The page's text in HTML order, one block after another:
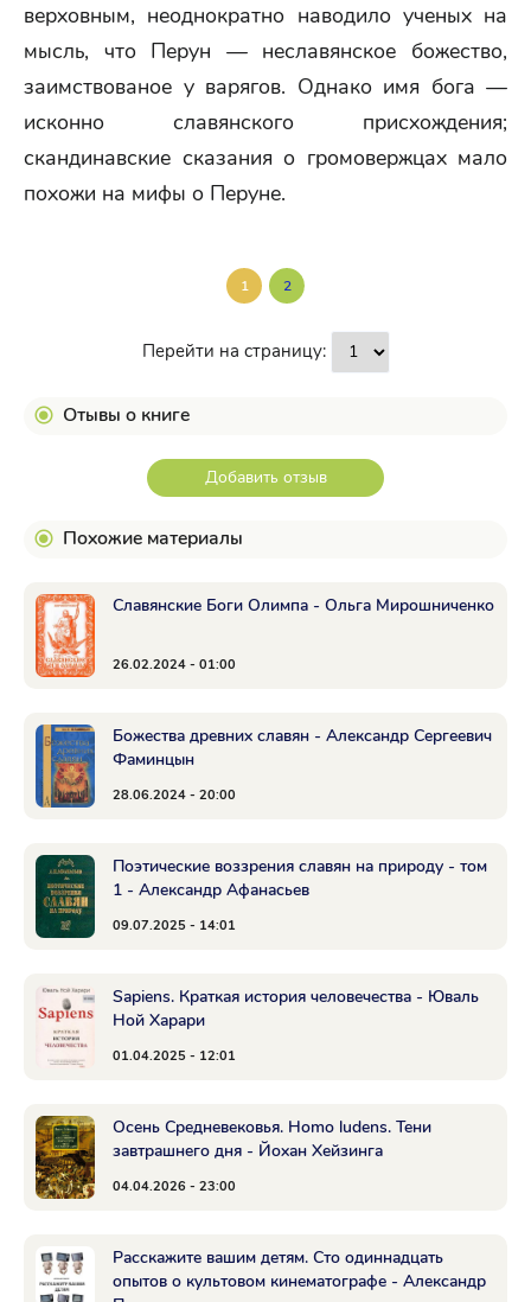
верховным, неоднократно наводило ученых на
мысль, что Перун — неславянское божество,
заимствованое у варягов. Однако имя бога —
исконно славянского присхождения;
скандинавские сказания о громовержцах мало
похожи на мифы о Перуне.
1 2
Перейти на страницу:
Отывы о книге
Добавить отзыв
Похожие материалы
Славянские Боги Олимпа - Ольга Мирошниченко
26.02.2024 - 01:00
Божества древних славян - Александр Сергеевич
Фаминцын
28.06.2024 - 20:00
Поэтические воззрения славян на природу - том
1 - Александр Афанасьев
09.07.2025 - 14:01
Sapiens. Краткая история человечества - Юваль
Ной Харари
01.04.2025 - 12:01
Осень Средневековья. Homo ludens. Тени
завтрашнего дня - Йохан Хейзинга
04.04.2026 - 23:00
Расскажите вашим детям. Сто одиннадцать
опытов о культовом кинематографе - Александр